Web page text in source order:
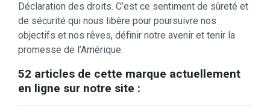
Déclaration des droits. C’est ce sentiment de sûreté et
de sécurité qui nous libère pour poursuivre nos
objectifs et nos rêves, définir notre avenir et tenir la
promesse de l’Amérique.
52 articles de cette marque actuellement
en ligne sur notre site :